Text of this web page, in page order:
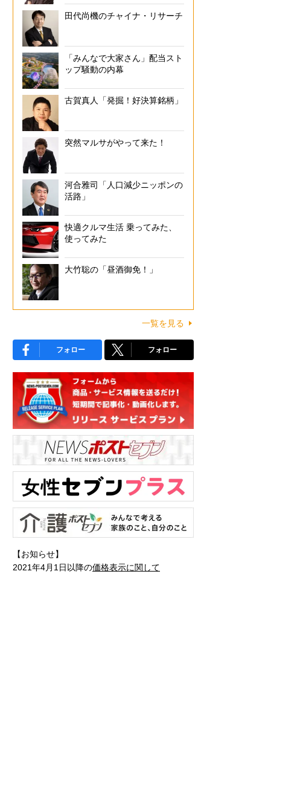
田代尚機のチャイナ・リサーチ
「みんなで大家さん」配当スト
ップ騒動の内幕
古賀真人「発掘！好決算銘柄」
突然マルサがやって来た！
河合雅司「人口減少ニッポンの
活路」
快適クルマ生活 乗ってみた、
使ってみた
大竹聡の「昼酒御免！」
一覧を見る
フォロー フォロー
【お知らせ】
2021年4月1日以降の価格表示に関して